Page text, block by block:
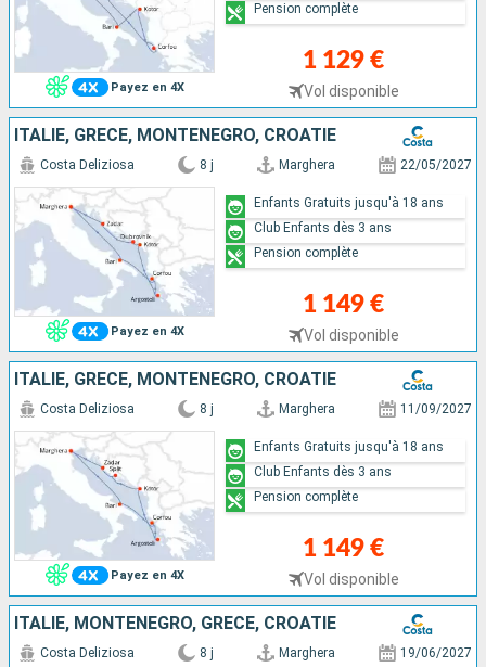
Payez en 4X
1 129 €
Vol disponible
Pension complète
ITALIE, GRÈCE, MONTENEGRO, CROATIE
Payez en 4X
Costa Deliziosa 8 j Marghera 22/05/2027
1 149 €
Vol disponible
Enfants Gratuits jusqu'à 18 ans
Club Enfants dès 3 ans
Pension complète
ITALIE, GRÈCE, MONTENEGRO, CROATIE
Payez en 4X
Costa Deliziosa 8 j Marghera 11/09/2027
1 149 €
Vol disponible
Enfants Gratuits jusqu'à 18 ans
Club Enfants dès 3 ans
Pension complète
ITALIE, MONTENEGRO, GRÈCE, CROATIE
Costa Deliziosa 8 j Marghera 19/06/2027